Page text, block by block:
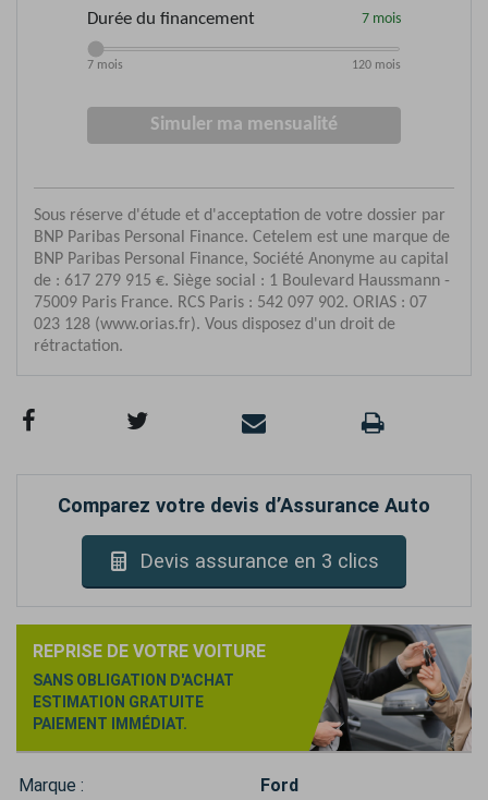
Comparez votre devis d’Assurance Auto
Devis assurance en 3 clics
REPRISE DE VOTRE VOITURE
SANS OBLIGATION D'ACHAT
ESTIMATION GRATUITE
PAIEMENT IMMÉDIAT.
Marque :
Ford